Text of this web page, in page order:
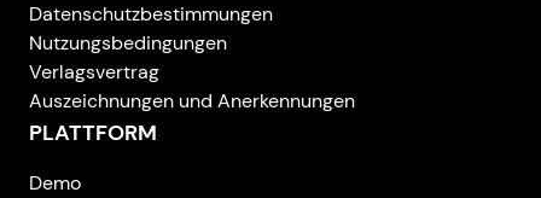
Datenschutzbestimmungen
Nutzungsbedingungen
Verlagsvertrag
Auszeichnungen und Anerkennungen
PLATTFORM
Demo